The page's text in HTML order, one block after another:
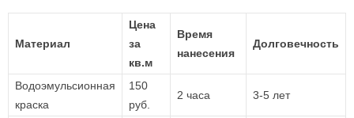
Материал
Цена
за
кв.м
Время
нанесения
Долговечность
Водоэмульсионная
краска
150
руб.
2 часа 3-5 лет